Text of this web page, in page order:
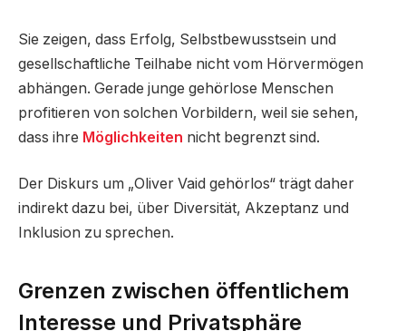
Sie zeigen, dass Erfolg, Selbstbewusstsein und
gesellschaftliche Teilhabe nicht vom Hörvermögen
abhängen. Gerade junge gehörlose Menschen
profitieren von solchen Vorbildern, weil sie sehen,
dass ihre Möglichkeiten nicht begrenzt sind.
Der Diskurs um „Oliver Vaid gehörlos“ trägt daher
indirekt dazu bei, über Diversität, Akzeptanz und
Inklusion zu sprechen.
Grenzen zwischen öffentlichem
Interesse und Privatsphäre